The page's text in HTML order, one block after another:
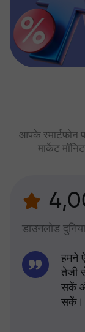
आपके स्मार्टफोन
मार्केट
डाउनलोड
हमने
तेजी
सकें
सकें।